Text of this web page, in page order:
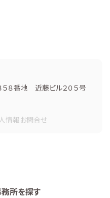
８番地 近藤ビル２０５号
情報お問合せ
所を探す